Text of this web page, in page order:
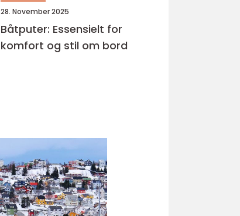
28. November 2025
Båtputer: Essensielt for
komfort og stil om bord